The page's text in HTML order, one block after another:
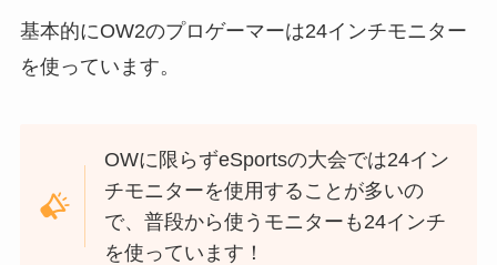
基本的にOW2のプロゲーマーは24インチモニター
を使っています。
OWに限らずeSportsの大会では24イン
チモニターを使用することが多いの
で、普段から使うモニターも24インチ
を使っています！